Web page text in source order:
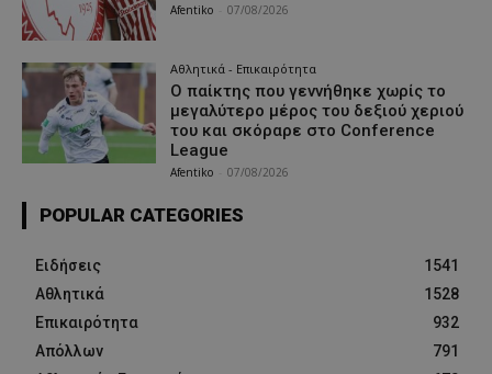
Afentiko 07/08/2026
Αθλητικά - Επικαιρότητα
Ο παίκτης που γεννήθηκε χωρίς το
μεγαλύτερο μέρος του δεξιού χεριού
του και σκόραρε στο Conference
League
Afentiko 07/08/2026
POPULAR CATEGORIES
Ειδήσεις
1541
Αθλητικά
1528
Επικαιρότητα
932
Απόλλων
791